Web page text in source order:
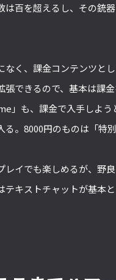
は百を超えるし、その銃
なく、課金コンテンツと
張できるので、基本は課
」も、課金で入手しよ
る。8000円のものは「特
レイでも楽しめるが、野
テキストチャットが基本